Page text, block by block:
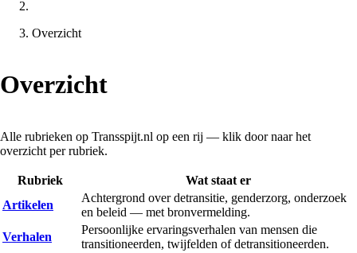
Overzicht
Overzicht
Alle rubrieken op Transspijt.nl op een rij — klik door naar het
overzicht per rubriek.
Rubriek
Wat staat er
Artikelen
Achtergrond over detransitie, genderzorg, onderzoek
en beleid — met bronvermelding.
Verhalen
Persoonlijke ervaringsverhalen van mensen die
transitioneerden, twijfelden of detransitioneerden.